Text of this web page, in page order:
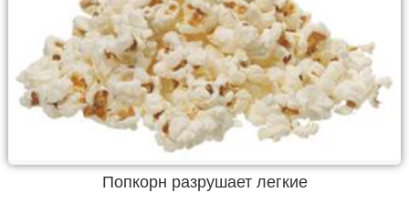
Попкорн разрушает легкие